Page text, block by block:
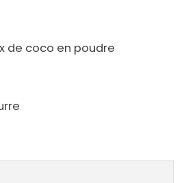
de coco en poudre